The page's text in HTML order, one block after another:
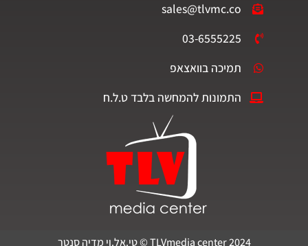
sales@tlvmc.co
03-6555225
תמיכה בוואצאפ
התמונות להמחשה בלבד ט.ל.ח
TLVmedia center 2024 © טי.אל.וי מדיה סנטר